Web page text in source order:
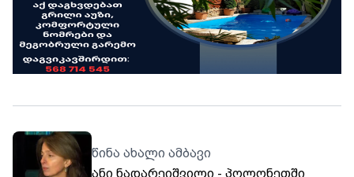
წინა ახალი ამბავი
ანი ნადარეიშვილი - პოლონეთში